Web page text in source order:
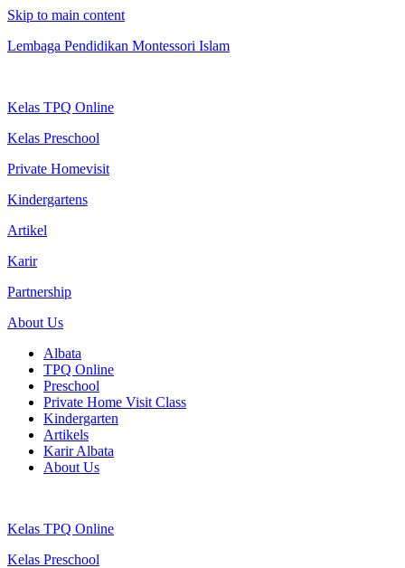
Skip to main content
Lembaga Pendidikan Montessori Islam
Kelas TPQ Online
Kelas Preschool
Private Homevisit
Kindergartens
Artikel
Karir
Partnership
About Us
Albata
TPQ Online
Preschool
Private Home Visit Class
Kindergarten
Artikels
Karir Albata
About Us
Kelas TPQ Online
Kelas Preschool